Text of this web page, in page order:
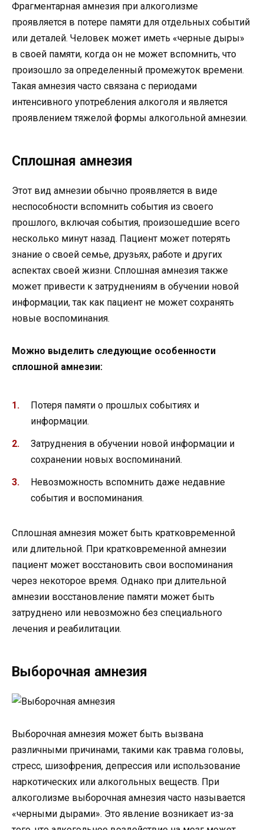
Фрагментарная амнезия при алкоголизме
проявляется в потере памяти для отдельных событий
или деталей. Человек может иметь «черные дыры»
в своей памяти, когда он не может вспомнить, что
произошло за определенный промежуток времени.
Такая амнезия часто связана с периодами
интенсивного употребления алкоголя и является
проявлением тяжелой формы алкогольной амнезии.
Сплошная амнезия
Этот вид амнезии обычно проявляется в виде
неспособности вспомнить события из своего
прошлого, включая события, произошедшие всего
несколько минут назад. Пациент может потерять
знание о своей семье, друзьях, работе и других
аспектах своей жизни. Сплошная амнезия также
может привести к затруднениям в обучении новой
информации, так как пациент не может сохранять
новые воспоминания.
Можно выделить следующие особенности
сплошной амнезии:
Потеря памяти о прошлых событиях и
информации.
Затруднения в обучении новой информации и
сохранении новых воспоминаний.
Невозможность вспомнить даже недавние
события и воспоминания.
Сплошная амнезия может быть кратковременной
или длительной. При кратковременной амнезии
пациент может восстановить свои воспоминания
через некоторое время. Однако при длительной
амнезии восстановление памяти может быть
затруднено или невозможно без специального
лечения и реабилитации.
Выборочная амнезия
Выборочная амнезия может быть вызвана
различными причинами, такими как травма головы,
стресс, шизофрения, депрессия или использование
наркотических или алкогольных веществ. При
алкоголизме выборочная амнезия часто называется
«черными дырами». Это явление возникает из-за